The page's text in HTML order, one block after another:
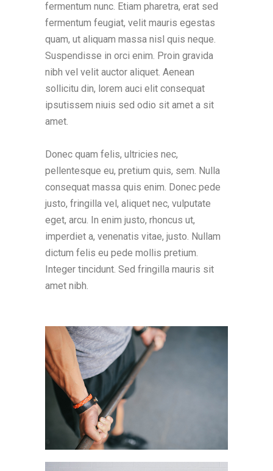
fermentum nunc. Etiam pharetra, erat sed
fermentum feugiat, velit mauris egestas
quam, ut aliquam massa nisl quis neque.
Suspendisse in orci enim. Proin gravida
nibh vel velit auctor aliquet. Aenean
sollicitu din, lorem auci elit consequat
ipsutissem niuis sed odio sit amet a sit
amet.
Donec quam felis, ultricies nec,
pellentesque eu, pretium quis, sem. Nulla
consequat massa quis enim. Donec pede
justo, fringilla vel, aliquet nec, vulputate
eget, arcu. In enim justo, rhoncus ut,
imperdiet a, venenatis vitae, justo. Nullam
dictum felis eu pede mollis pretium.
Integer tincidunt. Sed fringilla mauris sit
amet nibh.